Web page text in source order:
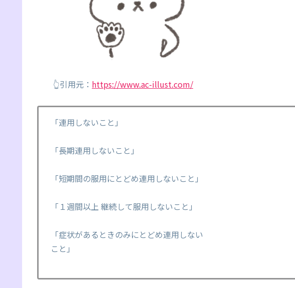
👆引用元： https://www.ac-illust.com/
「連用しないこと」
「長期連用しないこと」
「短期間の服用にとどめ連用しないこと」
「１週間以上 継続して服用しないこと」
「症状があるときのみにとどめ連用しない
こと」